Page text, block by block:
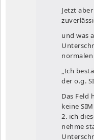
Jetzt
und was
„Ich
der o.g.
Das Feld
keine
2. ich
nehme